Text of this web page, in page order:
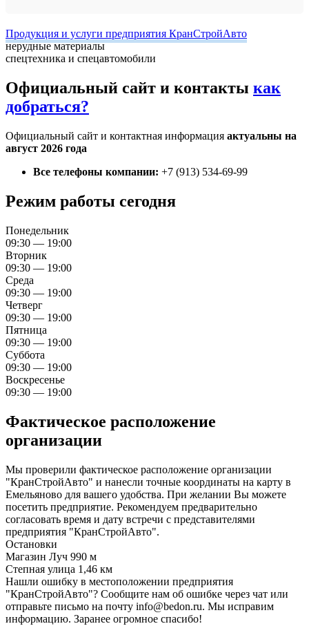
Продукция и услуги предприятия КранСтройАвто
нерудные материалы
спецтехника и спецавтомобили
Официальный сайт и контакты как
добраться?
Официальный сайт и контактная информация актуальны на
август 2026 года
Все телефоны компании: +7 (913) 534-69-99
Режим работы сегодня
Понедельник
09:30 — 19:00
Вторник
09:30 — 19:00
Среда
09:30 — 19:00
Четверг
09:30 — 19:00
Пятница
09:30 — 19:00
Суббота
09:30 — 19:00
Воскресенье
09:30 — 19:00
Фактическое расположение
организации
Мы проверили фактическое расположение организации
"КранСтройАвто" и нанесли точные координаты на карту в
Емельяново для вашего удобства. При желании Вы можете
посетить предприятие. Рекомендуем предварительно
согласовать время и дату встречи с представителями
предприятия "КранСтройАвто".
Остановки
Магазин Луч 990 м
Степная улица 1,46 км
Нашли ошибку в местоположении предприятия
"КранСтройАвто"? Сообщите нам об ошибке через чат или
отправьте письмо на почту info@bedon.ru. Мы исправим
информацию. Заранее огромное спасибо!